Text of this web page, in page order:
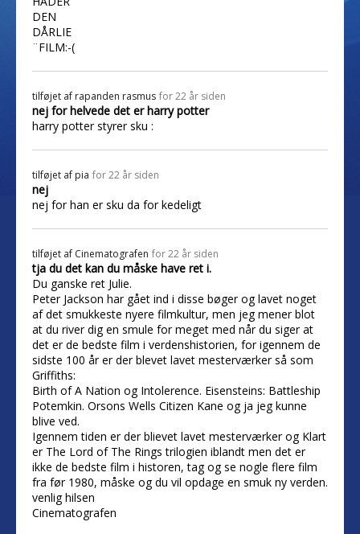
DEN
DÅRLIE
¨FILM:-(
tilføjet af rapanden rasmus for 22 år siden
nej for helvede det er harry potter
harry potter styrer sku :
tilføjet af pia for 22 år siden
nej
nej for han er sku da for kedeligt
tilføjet af Cinematografen for 22 år siden
tja du det kan du måske have ret i.
Du ganske ret Julie.
Peter Jackson har gået ind i disse bøger og lavet noget
af det smukkeste nyere filmkultur, men jeg mener blot
at du river dig en smule for meget med når du siger at
det er de bedste film i verdenshistorien, for igennem de
sidste 100 år er der blevet lavet mesterværker så som
Griffiths:
Birth of A Nation og Intolerence. Eisensteins: Battleship
Potemkin. Orsons Wells Citizen Kane og ja jeg kunne
blive ved.
Igennem tiden er der blievet lavet mesterværker og Klart
er The Lord of The Rings trilogien iblandt men det er
ikke de bedste film i historen, tag og se nogle flere film
fra før 1980, måske og du vil opdage en smuk ny verden.
venlig hilsen
Cinematografen